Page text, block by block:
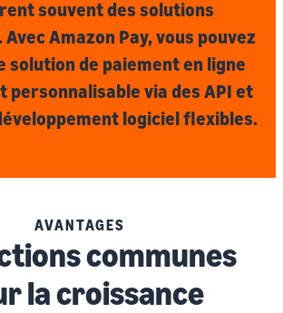
souvent des solutions
Amazon Pay, vous pouvez
solution de paiement en ligne
personnalisable via des API et
logiciel flexibles.
AVANTAGES
communes
la croissance